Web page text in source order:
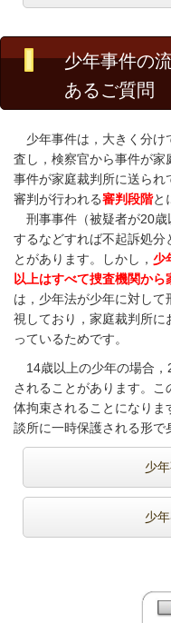
少年事件の
あるご質問
少年事件は，大きく分け
査し，検察官から事件が
事件が家庭裁判所に送られ
審判が行われる審判段階と
刑事事件（被疑者が20歳
するなどすれば不起訴処分
とがあります。しかし， 少
以上はすべて捜査機関から
は，少年法が少年に対し
視しており，家庭裁判所に
っているためです。
14歳以上の少年の場合，
されることがあります。
体拘束されることになり
談所に一時保護される形で
少
少